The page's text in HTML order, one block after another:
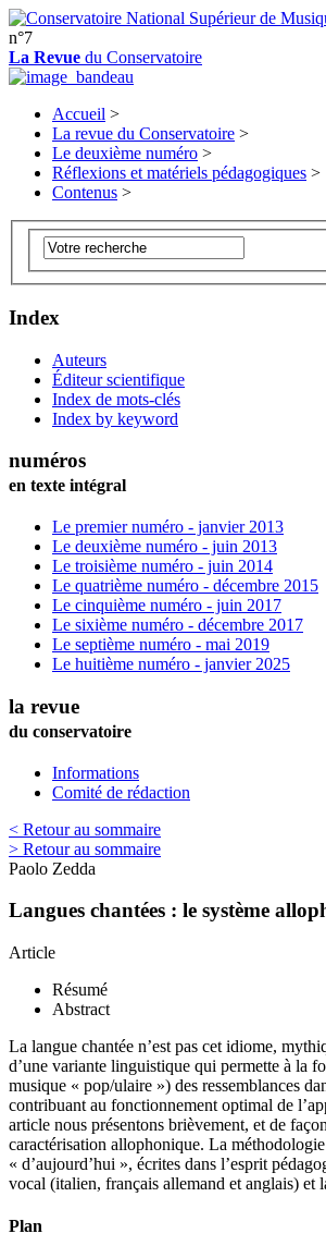
n°7
La Revue du Conservatoire
Accueil >
La revue du Conservatoire >
Le deuxième numéro >
Réflexions et matériels pédagogiques >
Contenus >
Index
Auteurs
Éditeur scientifique
Index de mots-clés
Index by keyword
numéros
en texte intégral
Le premier numéro - janvier 2013
Le deuxième numéro - juin 2013
Le troisième numéro - juin 2014
Le quatrième numéro - décembre 2015
Le cinquième numéro - juin 2017
Le sixième numéro - décembre 2017
Le septième numéro - mai 2019
Le huitième numéro - janvier 2025
la revue
du conservatoire
Informations
Comité de rédaction
< Retour au sommaire
> Retour au sommaire
Paolo Zedda
Langues chantées : le système
Article
Résumé
Abstract
La langue chantée n’est pas cet idiome,
d’une variante linguistique qui permette à la
musique « pop/ulaire ») des ressemblances
contribuant au fonctionnement optimal de
article nous présentons brièvement, et de
caractérisation allophonique. La
« d’aujourd’hui », écrites dans l’esprit
vocal (italien, français allemand et anglais) et
Plan